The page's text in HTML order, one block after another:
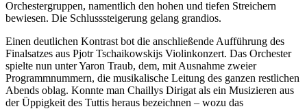
Orchestergruppen, namentlich den hohen und tiefen Streichern
bewiesen. Die Schlusssteigerung gelang grandios.
Einen deutlichen Kontrast bot die anschließende Aufführung des
Finalsatzes aus Pjotr Tschaikowskijs Violinkonzert. Das Orchester
spielte nun unter Yaron Traub, dem, mit Ausnahme zweier
Programmnummern, die musikalische Leitung des ganzen restlichen
Abends oblag. Konnte man Chaillys Dirigat als ein Musizieren aus
der Üppigkeit des Tuttis heraus bezeichnen – wozu das